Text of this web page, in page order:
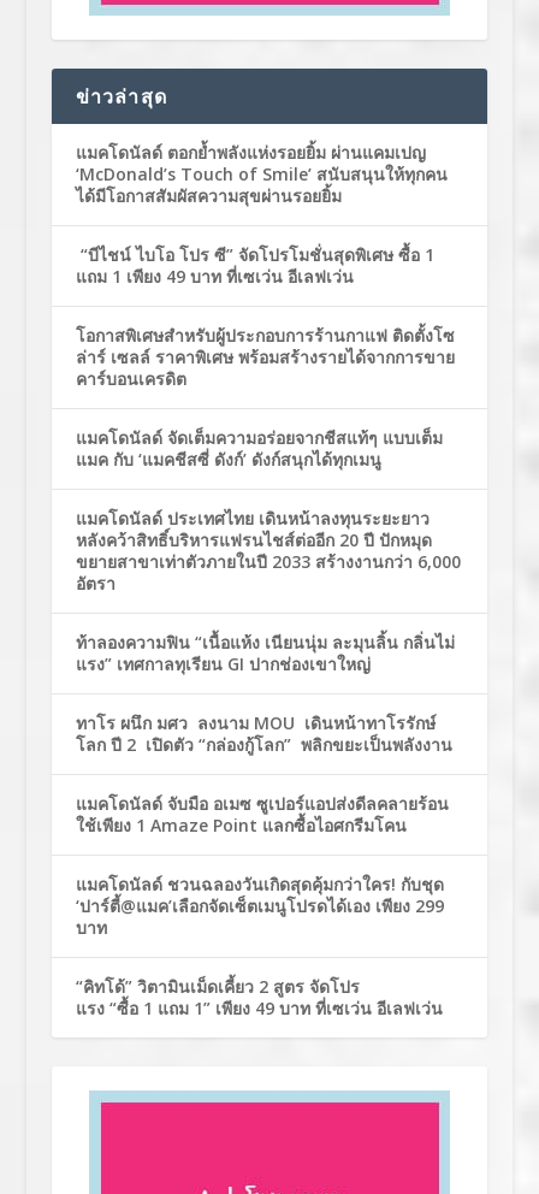
ข่าวล่าสุด
แมคโดนัลด์ ตอกย้ำพลังแห่งรอยยิ้ม ผ่านแคมเปญ
‘McDonald’s Touch of Smile’ สนับสนุนให้ทุกคน
ได้มีโอกาสสัมผัสความสุขผ่านรอยยิ้ม
“บีไชน์ ไบโอ โปร ซี” จัดโปรโมชั่นสุดพิเศษ ซื้อ 1
แถม 1 เพียง 49 บาท ที่เซเว่น อีเลฟเว่น
โอกาสพิเศษสำหรับผู้ประกอบการร้านกาแฟ ติดตั้งโซ
ล่าร์ เซลล์ ราคาพิเศษ พร้อมสร้างรายได้จากการขาย
คาร์บอนเครดิต
แมคโดนัลด์ จัดเต็มความอร่อยจากชีสแท้ๆ แบบเต็ม
แมค กับ ‘แมคชีสซี่ ดังก์’ ดังก์สนุกได้ทุกเมนู
แมคโดนัลด์ ประเทศไทย เดินหน้าลงทุนระยะยาว
หลังคว้าสิทธิ์บริหารแฟรนไชส์ต่ออีก 20 ปี ปักหมุด
ขยายสาขาเท่าตัวภายในปี 2033 สร้างงานกว่า 6,000
อัตรา
ท้าลองความฟิน “เนื้อแห้ง เนียนนุ่ม ละมุนลิ้น กลิ่นไม่
แรง” เทศกาลทุเรียน GI ปากช่องเขาใหญ่
ทาโร ผนึก มศว ลงนาม MOU เดินหน้าทาโรรักษ์
โลก ปี 2 เปิดตัว “กล่องกู้โลก” พลิกขยะเป็นพลังงาน
แมคโดนัลด์ จับมือ อเมซ ซูเปอร์แอปส่งดีลคลายร้อน
ใช้เพียง 1 Amaze Point แลกซื้อไอศกรีมโคน
แมคโดนัลด์ ชวนฉลองวันเกิดสุดคุ้มกว่าใคร! กับชุด
‘ปาร์ตี้@แมค’เลือกจัดเซ็ตเมนูโปรดได้เอง เพียง 299
บาท
“คิทโด้” วิตามินเม็ดเคี้ยว 2 สูตร จัดโปร
แรง “ซื้อ 1 แถม 1” เพียง 49 บาท ที่เซเว่น อีเลฟเว่น